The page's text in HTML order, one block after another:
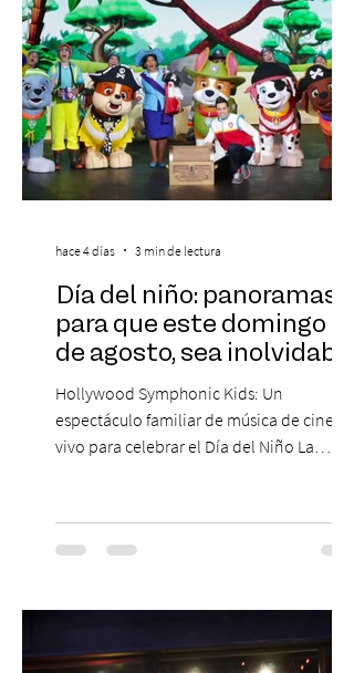
Día del niño: panoramas
para que este domingo 09
de agosto, sea inolvidable
Hollywood Symphonic Kids: Un
espectáculo familiar de música de cine en
vivo para celebrar el Día del Niño La
musical única e inolvidable con motivo del
Día del Niño. El espectáculo Hollywood
de todos los tiempos en un concierto en
sinfónica en pleno, coro y una
hace 4 días 3 min de lectura